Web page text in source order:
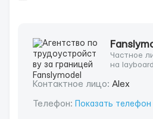
Частное
на
Контактное лицо: Alex
Телефон: Показать телефон